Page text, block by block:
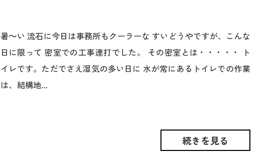
暑～い 流石に今日は事務所もクーラーな すいどうやですが、こんな
日に限って 密室での工事連打でした。 その密室とは・・・・・ ト
イレです。ただでさえ湿気の多い日に 水が常にあるトイレでの作業
は、結構地...
続きを見る